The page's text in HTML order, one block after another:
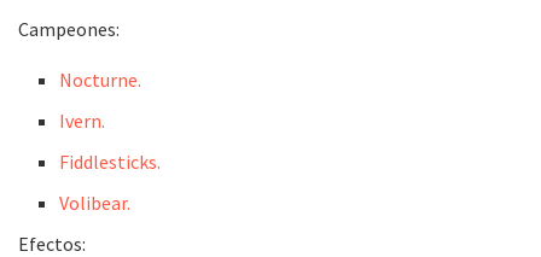
Campeones:
Nocturne.
Ivern.
Fiddlesticks.
Volibear.
Efectos: